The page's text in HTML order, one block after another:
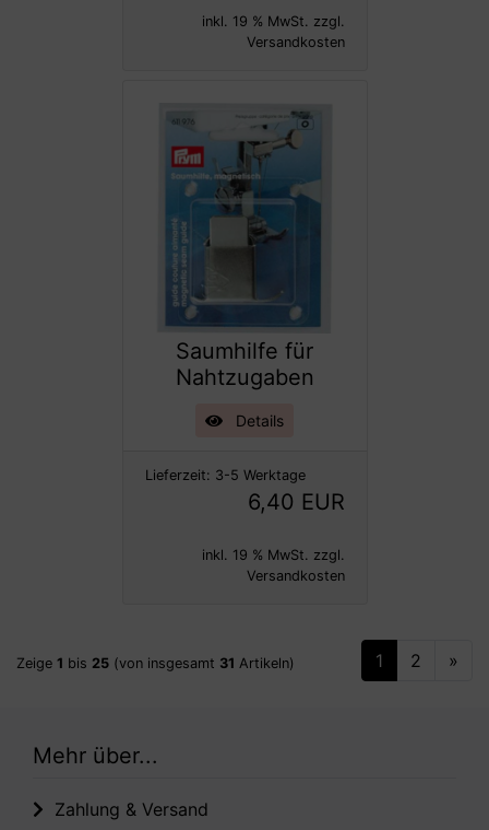
inkl. 19 % MwSt. zzgl.
Versandkosten
Saumhilfe für
Nahtzugaben
Details
Lieferzeit: 3-5 Werktage
6,40 EUR
inkl. 19 % MwSt. zzgl.
Versandkosten
Zeige 1 bis 25 (von insgesamt 31 Artikeln) 1 2 »
Mehr über...
Zahlung & Versand